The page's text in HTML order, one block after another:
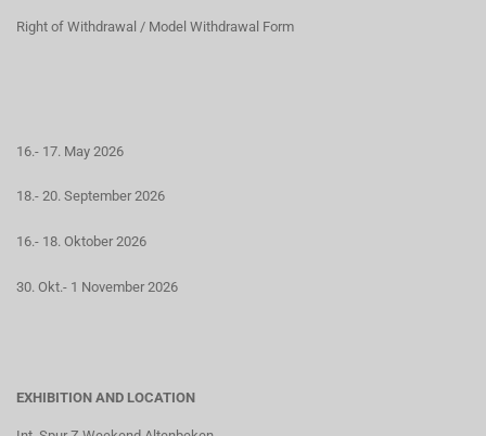
Right of Withdrawal / Model Withdrawal Form
16.- 17. May 2026
18.- 20. September 2026
16.- 18. Oktober 2026
30. Okt.- 1 November 2026
EXHIBITION AND LOCATION